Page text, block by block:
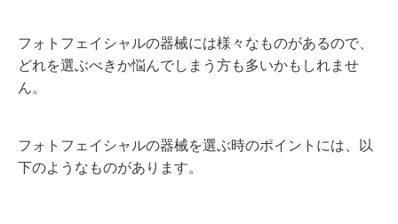
フォトフェイシャルの器械には様々なものがあるので、
どれを選ぶべきか悩んでしまう方も多いかもしれませ
ん。
フォトフェイシャルの器械を選ぶ時のポイントには、以
下のようなものがあります。